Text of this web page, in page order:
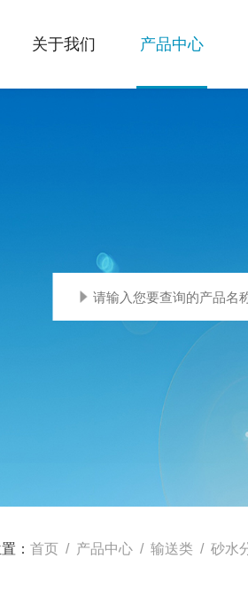
关于我们 产品中心
： 首页 / 产品中心 / 输送类 / 砂水